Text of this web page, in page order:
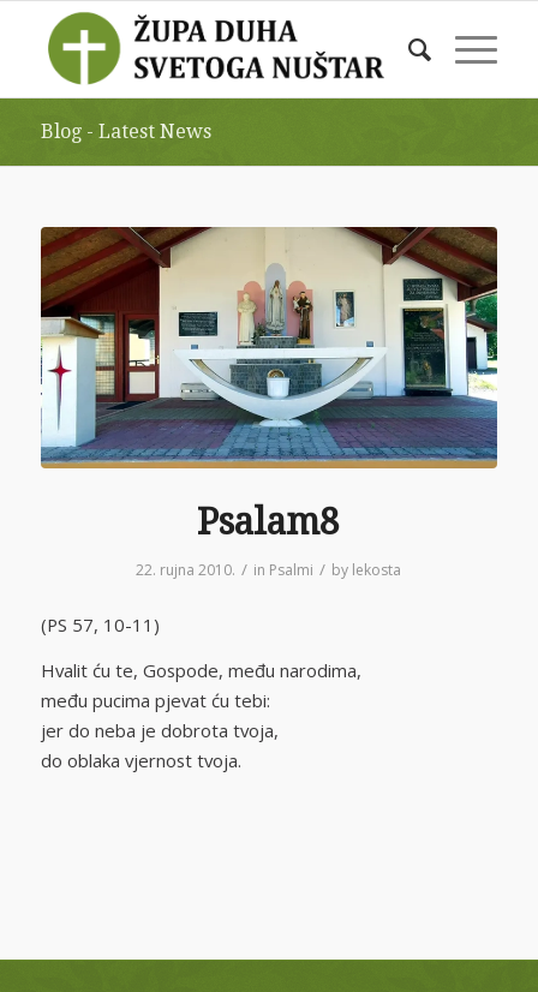
Blog - Latest News
Psalam8
22. rujna 2010. / in Psalmi / by lekosta
(PS 57, 10-11)
Hvalit ću te, Gospode, među narodima,
među pucima pjevat ću tebi:
jer do neba je dobrota tvoja,
do oblaka vjernost tvoja.